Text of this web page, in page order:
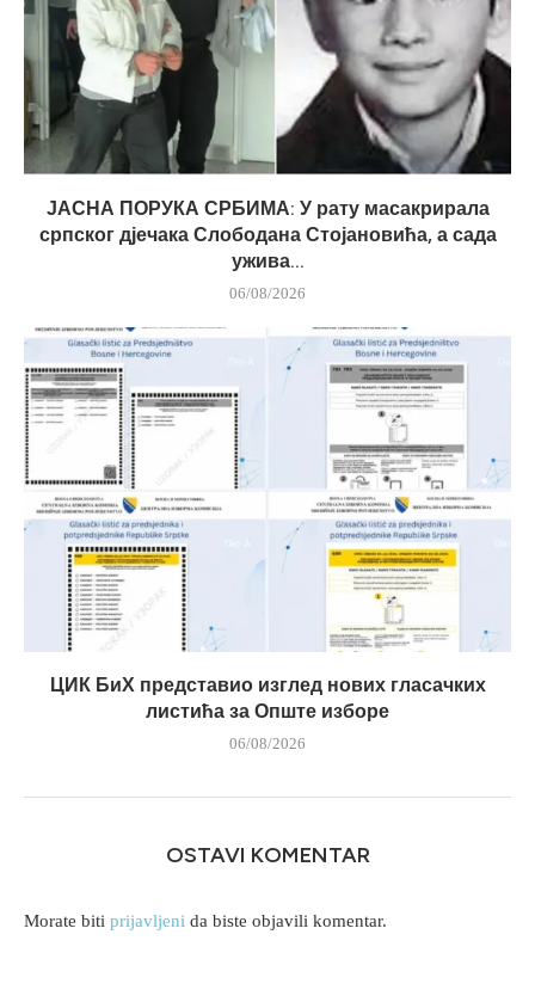
ЈАСНА ПОРУКА СРБИМА: У рату масакрирала
српског дјечака Слободана Стојановића, а сада
ужива...
06/08/2026
ЦИК БиХ представио изглед нових гласачких
листића за Опште изборе
06/08/2026
OSTAVI KOMENTAR
Morate biti prijavljeni da biste objavili komentar.